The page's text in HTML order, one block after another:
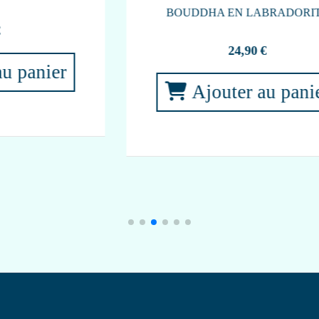
PIERRE ROULÉE HEMATITE 40-50
Ajouter au panier